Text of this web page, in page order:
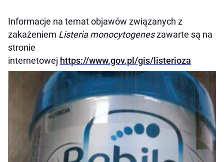
Informacje na temat objawów związanych z
zakażeniem Listeria monocytogeneszawarte są na
stronie
internetowej https://www.gov.pl/gis/listerioza